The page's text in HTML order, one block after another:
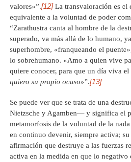
valores»”.[12]La transvaloración es el
equivalente a la voluntad de poder
“Zarathustra canta al hombre de la
superado, va más allá de lo humano,
superhombre, «franqueando el
lo sobrehumano. «Amo a quien vive
quiere conocer, para que un día viva el
quiero su propio ocaso»”.[13]
Se puede ver que se trata de una
Nietzsche y Agamben— y significa el
metamorfosis de la voluntad de la
en continuo devenir, siempre activa;
afirmación que destruye a las fuerzas
activa en la medida en que lo negativo